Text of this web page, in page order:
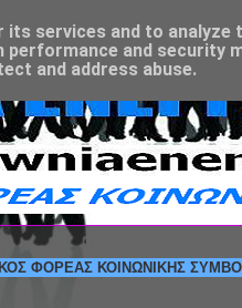
ΚΟΙΝΩΝΙΚΗΣ
services and to analyze
performance and security
and address abuse.